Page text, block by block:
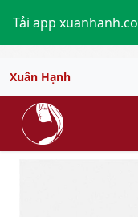
Tải app
Xuân Hạnh